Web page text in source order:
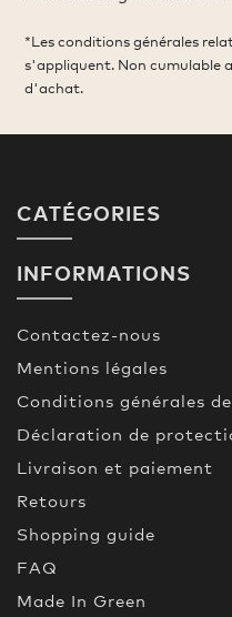
*Les conditions générales
s'appliquent. Non cumulable
d'achat.
CATÉGORIES
INFORMATIONS
Contactez-nous
Mentions légales
Conditions générales
Déclaration de
Livraison et paiement
Retours
Shopping guide
FAQ
Made In Green